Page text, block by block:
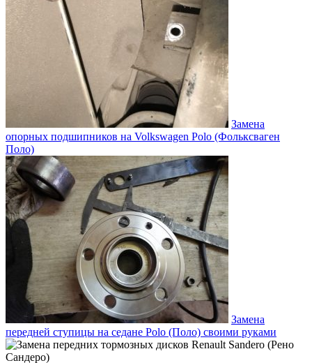
Замена
опорных подшипников на Volkswagen Polo (Фольксваген
Поло)
Замена
передней ступицы на седане Polo (Поло) своими руками